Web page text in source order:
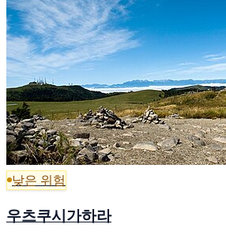
낮은 위험
우츠쿠시가하라